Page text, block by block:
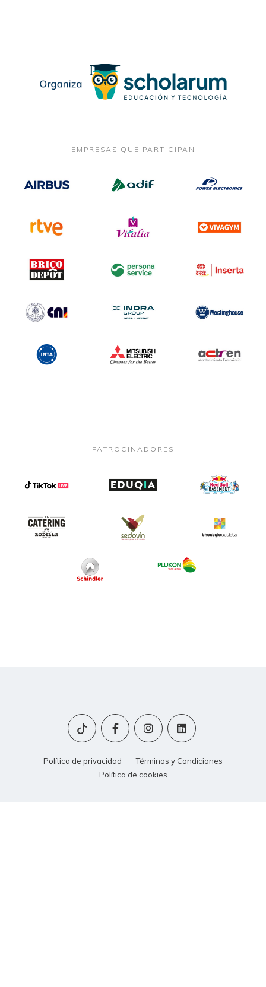
EMPRESAS QUE PARTICIPAN
PATROCINADORES
Política de privacidad
Términos y Condiciones
Política de cookies